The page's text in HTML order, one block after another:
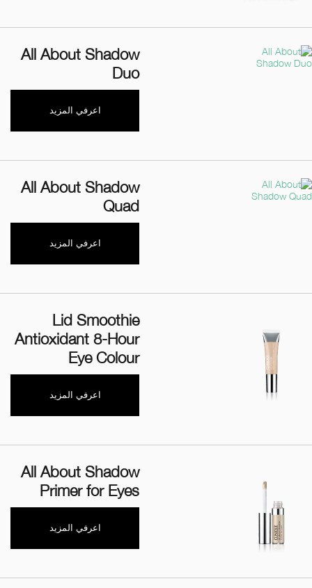
All About Shadow
Duo
اعرفي المزيد
All About Shadow
Quad
اعرفي المزيد
Lid Smoothie
Antioxidant 8-Hour
Eye Colour
اعرفي المزيد
All About Shadow
Primer for Eyes
اعرفي المزيد